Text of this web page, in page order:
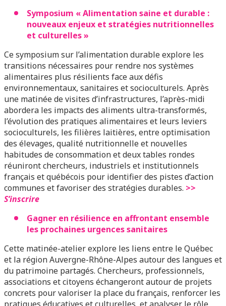
Symposium « Alimentation saine et durable :
nouveaux enjeux et stratégies nutritionnelles
et culturelles »
Ce symposium sur l’alimentation durable explore les
transitions nécessaires pour rendre nos systèmes
alimentaires plus résilients face aux défis
environnementaux, sanitaires et socioculturels. Après
une matinée de visites d’infrastructures, l’après-midi
abordera les impacts des aliments ultra-transformés,
l’évolution des pratiques alimentaires et leurs leviers
socioculturels, les filières laitières, entre optimisation
des élevages, qualité nutritionnelle et nouvelles
habitudes de consommation et deux tables rondes
réuniront chercheurs, industriels et institutionnels
français et québécois pour identifier des pistes d’action
communes et favoriser des stratégies durables. >>
S’inscrire
Gagner en résilience en affrontant ensemble
les prochaines urgences sanitaires
Cette matinée-atelier explore les liens entre le Québec
et la région Auvergne-Rhône-Alpes autour des langues et
du patrimoine partagés. Chercheurs, professionnels,
associations et citoyens échangeront autour de projets
concrets pour valoriser la place du français, renforcer les